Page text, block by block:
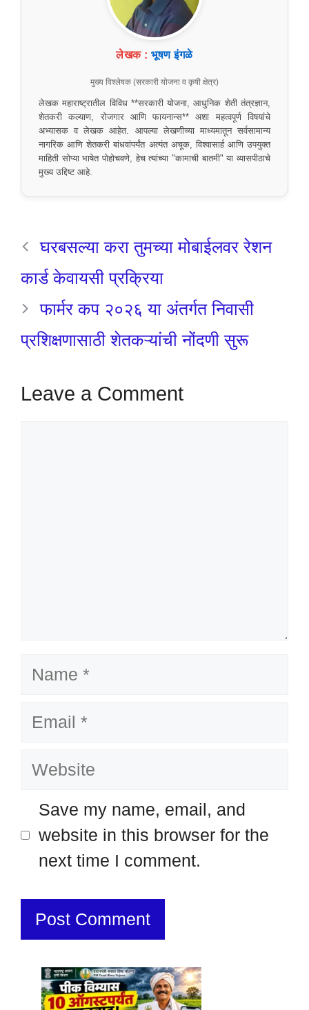
लेखक : भूषण इंगळे
मुख्य विश्लेषक (सरकारी योजना व कृषी क्षेत्र)
लेखक महाराष्ट्रातील विविध **सरकारी योजना, आधुनिक शेती तंत्रज्ञान,
शेतकरी कल्याण, रोजगार आणि फायनान्स** अशा महत्वपूर्ण विषयांचे
अभ्यासक व लेखक आहेत. आपल्या लेखणीच्या माध्यमातून सर्वसामान्य
नागरिक आणि शेतकरी बांधवांपर्यंत अत्यंत अचूक, विश्वासार्ह आणि उपयुक्त
माहिती सोप्या भाषेत पोहोचवणे, हेच त्यांच्या "कामाची बातमी" या व्यासपीठाचे
मुख्य उद्दिष्ट आहे.
घरबसल्या करा तुमच्या मोबाईलवर रेशन
कार्ड केवायसी प्रक्रिया
फार्मर कप २०२६ या अंतर्गत निवासी
प्रशिक्षणासाठी शेतकऱ्यांची नोंदणी सुरू
Leave a Comment
Name
Email
Website
Save my name, email, and
website in this browser for the
next time I comment.